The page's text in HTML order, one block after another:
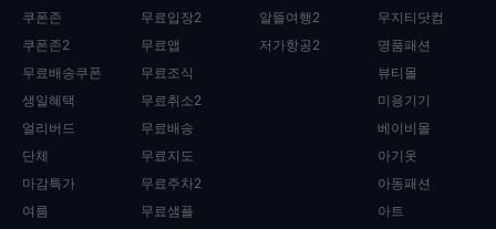
쿠폰존
쿠폰존2
무료배송쿠폰
생일혜택
얼리버드
단체
마감특가
여름
무료입장2
무료앱
무료조식
무료취소2
무료배송
무료지도
무료주차2
무료샘플
알뜰여행2
저가항공2
무지티닷컴
명품패션
뷰티몰
미용기기
베이비몰
아기옷
아동패션
아트